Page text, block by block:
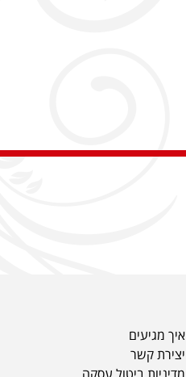
איך מגיעים
יצירת קשר